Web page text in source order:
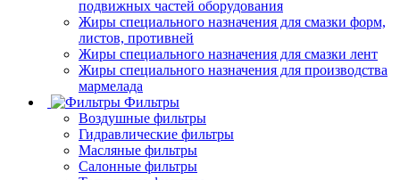
подвижных частей оборудования
Жиры специального назначения для смазки форм,
листов, противней
Жиры специального назначения для смазки лент
Жиры специального назначения для производства
мармелада
Фильтры
Воздушные фильтры
Гидравлические фильтры
Масляные фильтры
Салонные фильтры